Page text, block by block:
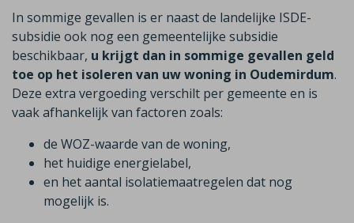
In sommige gevallen is er naast de landelijke ISDE-
subsidie ook nog een gemeentelijke subsidie
beschikbaar, u krijgt dan in sommige gevallen geld
toe op het isoleren van uw woning in Oudemirdum.
Deze extra vergoeding verschilt per gemeente en is
vaak afhankelijk van factoren zoals:
de WOZ-waarde van de woning,
het huidige energielabel,
en het aantal isolatiemaatregelen dat nog
mogelijk is.